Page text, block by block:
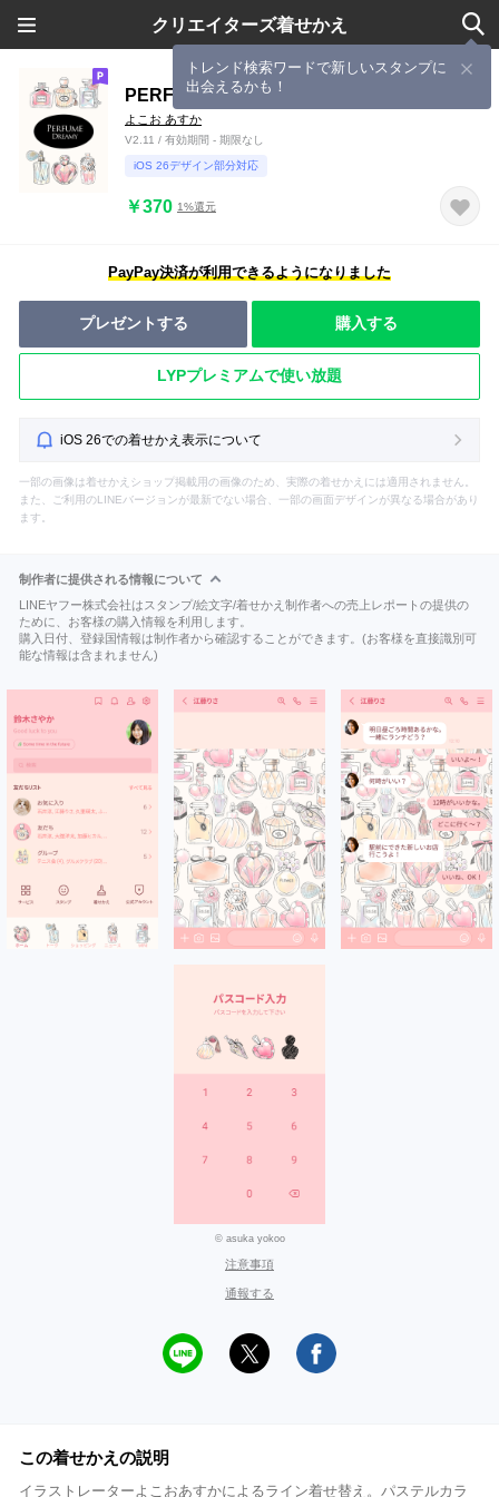
クリエイターズ着せかえ
トレンド検索ワードで新しいスタンプに
出会えるかも！
PERFUME -DREAMY-
よこお あすか
V2.11 / 有効期間 - 期限なし
iOS 26デザイン部分対応
￥370 1%還元
PayPay決済が利用できるようになりました
プレゼントする 購入する
LYPプレミアムで使い放題
iOS 26での着せかえ表示について
一部の画像は着せかえショップ掲載用の画像のため、実際の着せかえには適用されません。
また、ご利用のLINEバージョンが最新でない場合、一部の画面デザインが異なる場合があり
ます。
制作者に提供される情報について
LINEヤフー株式会社はスタンプ/絵文字/着せかえ制作者への売上レポートの提供の
ために、お客様の購入情報を利用します。
購入日付、登録国情報は制作者から確認することができます。(お客様を直接識別可
能な情報は含まれません)
© asuka yokoo
注意事項
通報する
この着せかえの説明
イラストレーターよこおあすかによるライン着せ替え。パステルカラ